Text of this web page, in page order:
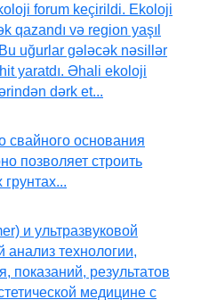
forum keçirildi. Ekoloji
qazandı və region yaşıl
uğurlar gələcək nəsillər
yaratdı. Əhali ekoloji
dərk et...
основания
позволяет строить
и ультразвуковой
анализ технологии,
показаний, результатов
медицине с